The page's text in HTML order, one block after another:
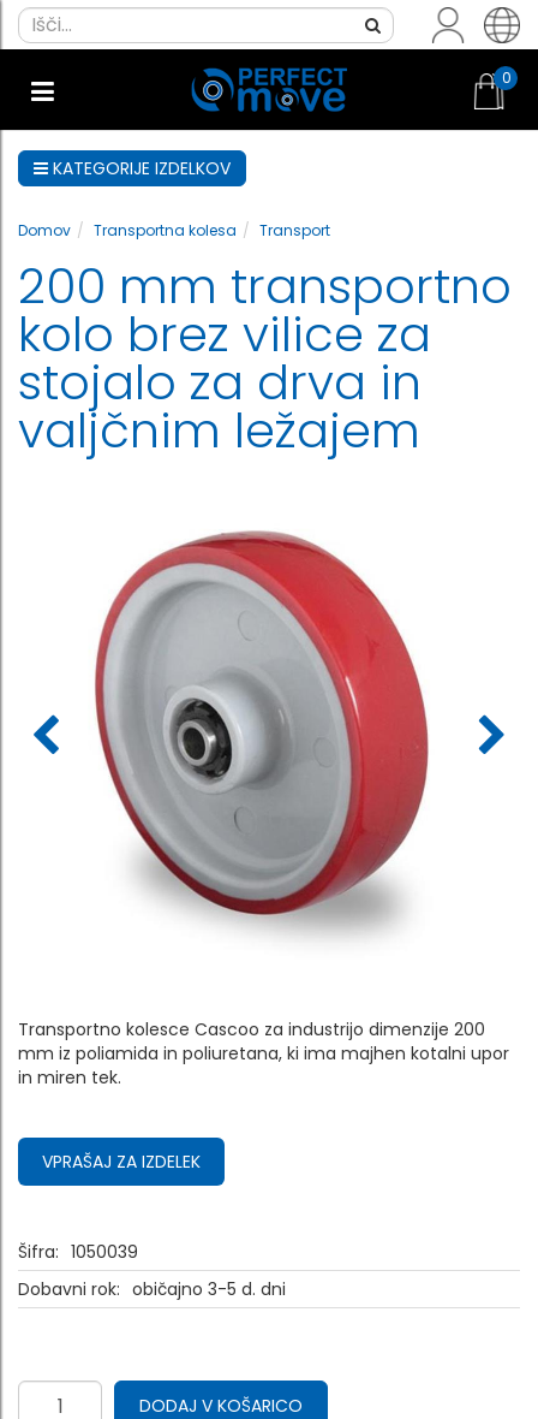
0
KATEGORIJE IZDELKOV
Domov Transportna kolesa Transport
200 mm transportno
kolo brez vilice za
stojalo za drva in
valjčnim ležajem
Transportno kolesce Cascoo za industrijo dimenzije 200
mm iz poliamida in poliuretana, ki ima majhen kotalni upor
in miren tek.
VPRAŠAJ ZA IZDELEK
Šifra: 1050039
Dobavni rok: običajno 3-5 d. dni
DODAJ V KOŠARICO